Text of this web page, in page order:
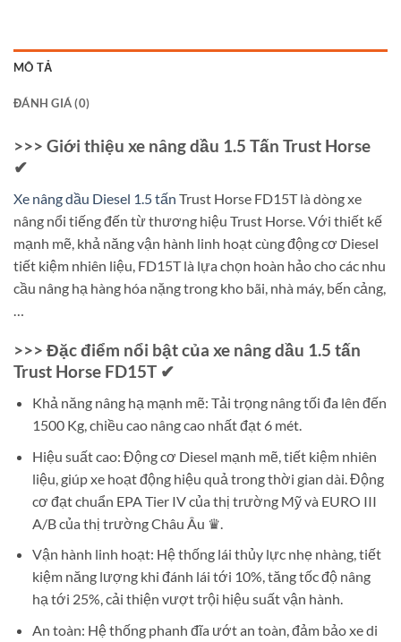
MÔ TẢ
ĐÁNH GIÁ (0)
>>> Giới thiệu xe nâng dầu 1.5 Tấn Trust Horse
✔
Xe nâng dầu Diesel 1.5 tấn Trust Horse FD15T là dòng xe
nâng nổi tiếng đến từ thương hiệu Trust Horse. Với thiết kế
mạnh mẽ, khả năng vận hành linh hoạt cùng động cơ Diesel
tiết kiệm nhiên liệu, FD15T là lựa chọn hoàn hảo cho các nhu
cầu nâng hạ hàng hóa nặng trong kho bãi, nhà máy, bến cảng,
>>> Đặc điểm nổi bật của xe nâng dầu 1.5 tấn
Trust Horse FD15T ✔
Khả năng nâng hạ mạnh mẽ: Tải trọng nâng tối đa lên đến
1500 Kg, chiều cao nâng cao nhất đạt 6 mét.
Hiệu suất cao: Động cơ Diesel mạnh mẽ, tiết kiệm nhiên
liệu, giúp xe hoạt động hiệu quả trong thời gian dài. Động
cơ đạt chuẩn EPA Tier IV của thị trường Mỹ và EURO III
A/B của thị trường Châu Âu ♛.
Vận hành linh hoạt: Hệ thống lái thủy lực nhẹ nhàng, tiết
kiệm năng lượng khi đánh lái tới 10%, tăng tốc độ nâng
hạ tới 25%, cải thiện vượt trội hiệu suất vận hành.
An toàn: Hệ thống phanh đĩa ướt an toàn, đảm bảo xe di